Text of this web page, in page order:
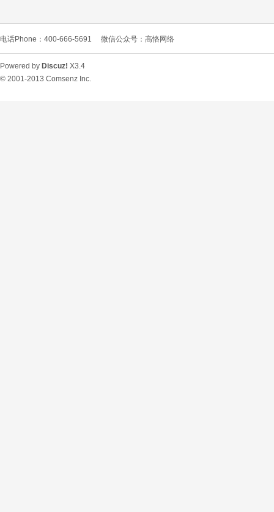
电话Phone：400-666-5691 微信公众号：高恪网络
Powered by Discuz! X3.4
© 2001-2013 Comsenz Inc.